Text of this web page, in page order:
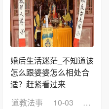
婚后生活迷茫_不知道该
怎么跟婆婆怎么相处合
适？赶紧看过来
道教法事
10-03 浏览